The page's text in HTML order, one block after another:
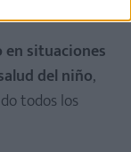
en situaciones
del niño,
todos los